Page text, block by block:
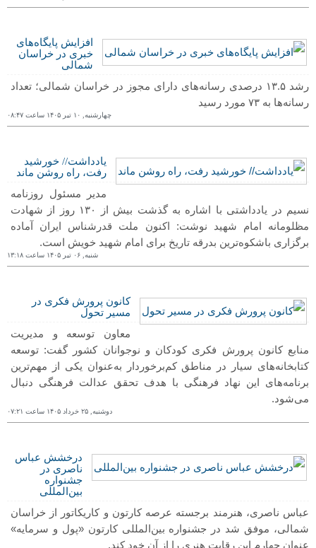
افزایش پایگاه‌های
خبری در خراسان
شمالی
رشد ۱۳.۵ درصدی رسانه‌های دارای مجوز در خراسان شمالی؛ تعداد
رسانه‌ها به ۷۳ مورد رسید
چهارشنبه, ١۰ تیر ١۴۰۵ ساعت ۰٨:۴٧
یادداشت// خورشید
رفت، راه روشن ماند
مدیر مسئول روزنامه
نسیم در یادداشتی با اشاره به گذشت بیش از ۱۳۰ روز از شهادت
مظلومانه امام شهید نوشت: اکنون ملت قدرشناس ایران آماده
برگزاری باشکوه‌ترین بدرقه تاریخ برای امام شهید خویش است.
شنبه, ۰۶ تیر ١۴۰۵ ساعت ١٣:١٨
کانون پرورش فکری در
مسیر تحول
معاون توسعه و مدیریت
منابع کانون پرورش فکری کودکان و نوجوانان کشور گفت: توسعه
کتابخانه‌های سیار در مناطق کم‌برخوردار به‌عنوان یکی از مهم‌ترین
برنامه‌های این نهاد فرهنگی با هدف تحقق عدالت فرهنگی دنبال
می‌شود.
دوشنبه, ٢۵ خرداد ١۴۰۵ ساعت ۰٧:٢١
درخشش عباس
ناصری در
جشنواره
بین‌المللی
عباس ناصری، هنرمند برجسته عرصه کارتون و کاریکاتور از خراسان
شمالی، موفق شد در جشنواره بین‌المللی کارتون «پول و سرمایه»
عنوان چهارم این رقابت هنری را از آن خود کند.